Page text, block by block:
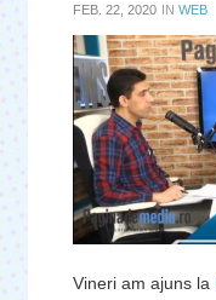
FEB. 22, 2020 IN WEB
Vineri am ajuns la